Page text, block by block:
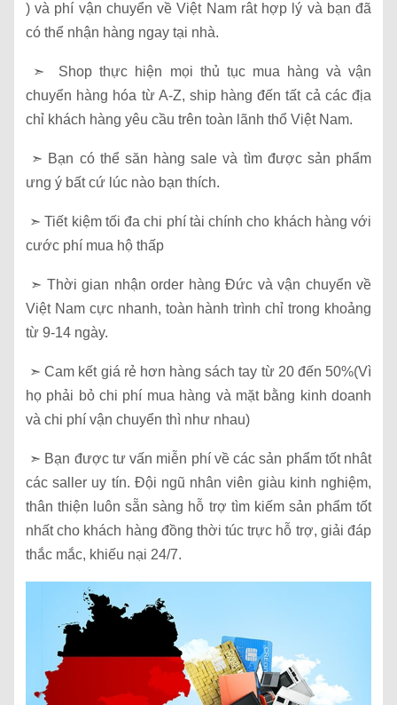
) và phí vận chuyển về Việt Nam rât hợp lý và bạn đã
có thể nhận hàng ngay tại nhà.
➣ Shop thực hiện mọi thủ tục mua hàng và vận
chuyển hàng hóa từ A-Z, ship hàng đến tất cả các địa
chỉ khách hàng yêu cầu trên toàn lãnh thổ Việt Nam.
➣ Bạn có thể săn hàng sale và tìm được sản phẩm
ưng ý bất cứ lúc nào bạn thích.
➣ Tiết kiệm tối đa chi phí tài chính cho khách hàng với
cước phí mua hộ thấp
➣ Thời gian nhận order hàng Đức và vận chuyển về
Việt Nam cực nhanh, toàn hành trình chỉ trong khoảng
từ 9-14 ngày.
➣ Cam kết giá rẻ hơn hàng sách tay từ 20 đến 50%(Vì
họ phải bỏ chi phí mua hàng và mặt bằng kinh doanh
và chi phí vận chuyển thì như nhau)
➣ Bạn được tư vấn miễn phí về các sản phẩm tốt nhât
các saller uy tín. Đội ngũ nhân viên giàu kinh nghiệm,
thân thiện luôn sẵn sàng hỗ trợ tìm kiếm sản phẩm tốt
nhất cho khách hàng đồng thời túc trực hỗ trợ, giải đáp
thắc mắc, khiếu nại 24/7.